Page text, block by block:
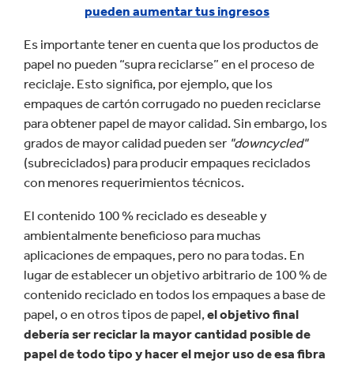
pueden aumentar tus ingresos
Es importante tener en cuenta que los productos de
papel no pueden “supra reciclarse” en el proceso de
reciclaje. Esto significa, por ejemplo, que los
empaques de cartón corrugado no pueden reciclarse
para obtener papel de mayor calidad. Sin embargo, los
grados de mayor calidad pueden ser "downcycled"
(subreciclados) para producir empaques reciclados
con menores requerimientos técnicos.
El contenido 100 % reciclado es deseable y
ambientalmente beneficioso para muchas
aplicaciones de empaques, pero no para todas. En
lugar de establecer un objetivo arbitrario de 100 % de
contenido reciclado en todos los empaques a base de
papel, o en otros tipos de papel,el objetivo final
debería ser reciclar la mayor cantidad posible de
papel de todo tipo y hacer el mejor uso de esa fibra